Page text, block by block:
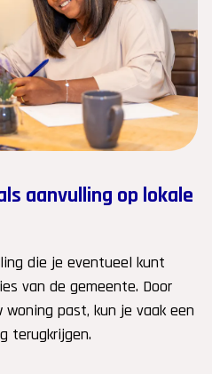
aanvulling op lokale
die je eventueel kunt
van de gemeente. Door
past, kun je vaak een
terugkrijgen.